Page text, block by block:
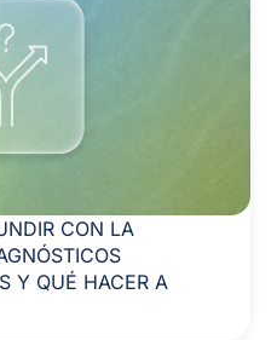
CON LA
Y QUÉ HACER A